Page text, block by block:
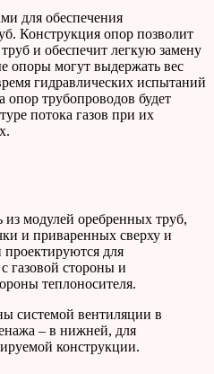
для обеспечения
Конструкция опор позволит
и обеспечит легкую замену
опоры могут выдержать вес
гидравлических испытаний
опор трубопроводов будет
потока газов при их
из модулей оребренных труб,
и приваренных сверху и
для
газовой стороны и
теплоносителя.
системой вентиляции в
– в нижней, для
конструкции.